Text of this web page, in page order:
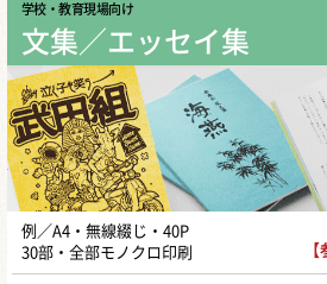
学校・教育現場向け
文集／エッセイ集
例／A4・無線綴じ・40P
30部・全部モノクロ印刷